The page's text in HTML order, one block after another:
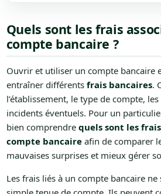
Quels sont les frais
compte bancaire ?
Ouvrir et utiliser un compte bancaire
entraîner différents frais bancaires.
l’établissement, le type de compte,
incidents éventuels. Pour un
bien comprendre quels sont les
compte bancaireafin de comparer
mauvaises surprises et mieux gérer
Les frais liés à un compte bancaire